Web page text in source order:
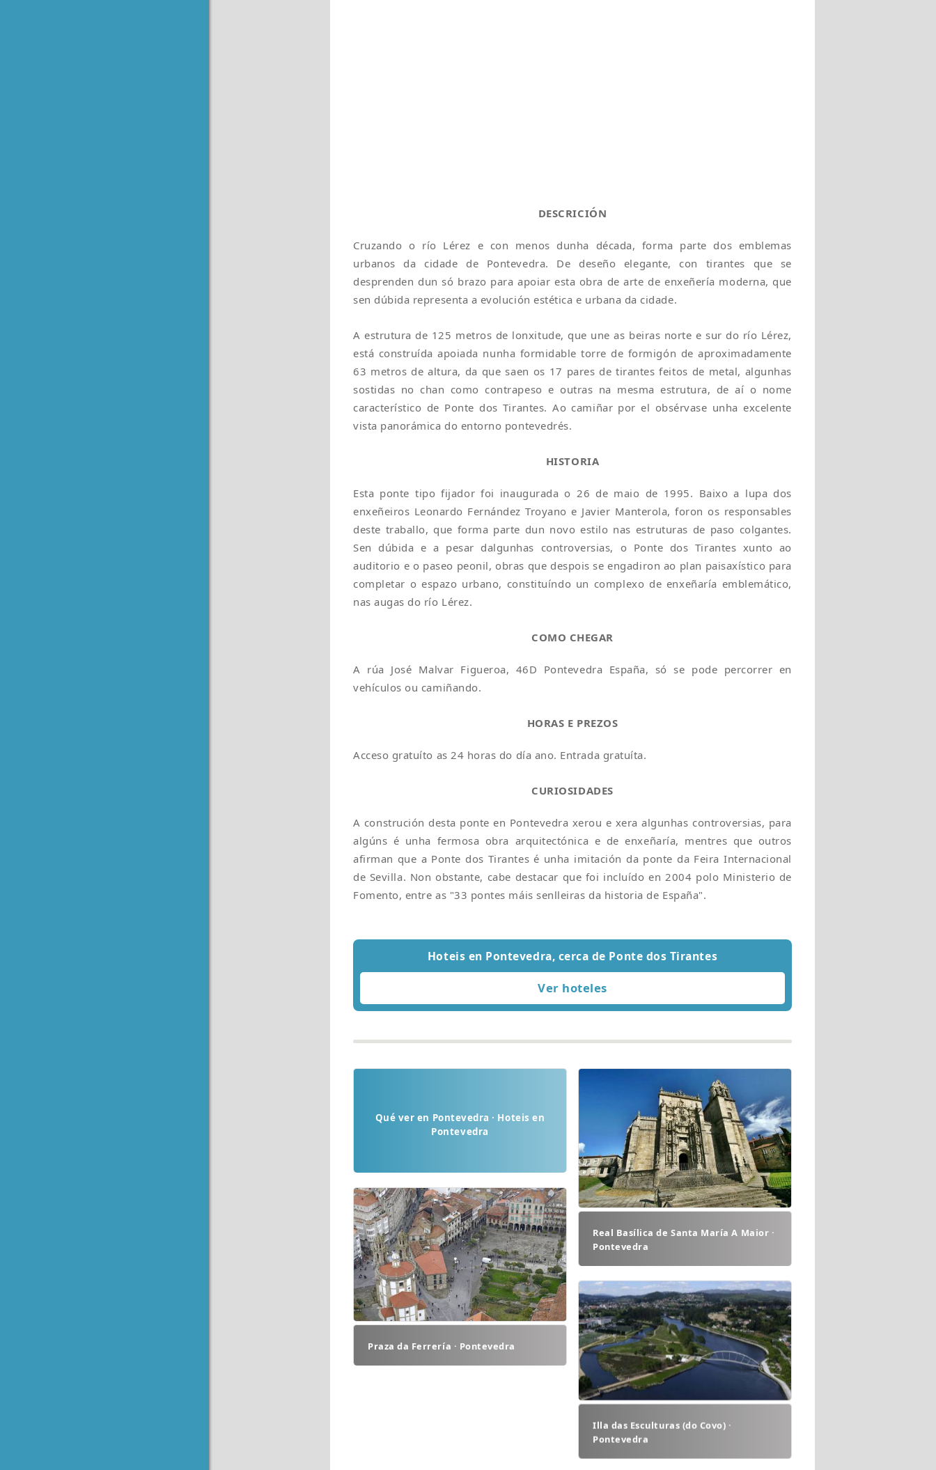
DESCRICIÓN
Cruzando o río Lérez e con menos dunha década, forma parte dos emblemas
urbanos da cidade de Pontevedra. De deseño elegante, con tirantes que se
desprenden dun só brazo para apoiar esta obra de arte de enxeñería moderna, que
sen dúbida representa a evolución estética e urbana da cidade.
A estrutura de 125 metros de lonxitude, que une as beiras norte e sur do río Lérez,
está construída apoiada nunha formidable torre de formigón de aproximadamente
63 metros de altura, da que saen os 17 pares de tirantes feitos de metal, algunhas
sostidas no chan como contrapeso e outras na mesma estrutura, de aí o nome
característico de Ponte dos Tirantes. Ao camiñar por el obsérvase unha excelente
vista panorámica do entorno pontevedrés.
HISTORIA
Esta ponte tipo fijador foi inaugurada o 26 de maio de 1995. Baixo a lupa dos
enxeñeiros Leonardo Fernández Troyano e Javier Manterola, foron os responsables
deste traballo, que forma parte dun novo estilo nas estruturas de paso colgantes.
Sen dúbida e a pesar dalgunhas controversias, o Ponte dos Tirantes xunto ao
auditorio e o paseo peonil, obras que despois se engadiron ao plan paisaxístico para
completar o espazo urbano, constituíndo un complexo de enxeñaría emblemático,
nas augas do río Lérez.
COMO CHEGAR
A rúa José Malvar Figueroa, 46D Pontevedra España, só se pode percorrer en
vehículos ou camiñando.
HORAS E PREZOS
Acceso gratuíto as 24 horas do día ano. Entrada gratuíta.
CURIOSIDADES
A construción desta ponte en Pontevedra xerou e xera algunhas controversias, para
algúns é unha fermosa obra arquitectónica e de enxeñaría, mentres que outros
afirman que a Ponte dos Tirantes é unha imitación da ponte da Feira Internacional
de Sevilla. Non obstante, cabe destacar que foi incluído en 2004 polo Ministerio de
Fomento, entre as "33 pontes máis senlleiras da historia de España".
Hoteis en Pontevedra, cerca de Ponte dos Tirantes
Qué ver en Pontevedra · Hoteis en
Pontevedra
Real Basílica de Santa María A Maior ·
Pontevedra
Praza da Ferrería · Pontevedra
Illa das Esculturas (do Covo) ·
Pontevedra